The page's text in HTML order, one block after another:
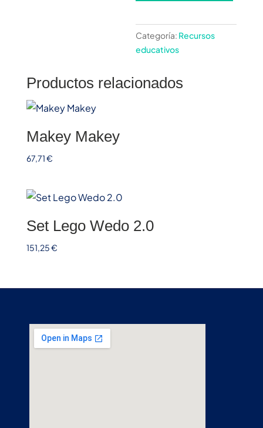
Categoría: Recursos
educativos
Productos relacionados
Makey Makey
67,71€
Set Lego Wedo 2.0
151,25€